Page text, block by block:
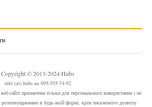
Copyright © 2013-2024 Hubs
info (at) hubs.ua 095-555-74-92
сайті призначена тільки для персонального використання і не
в будь-якій формі, крім письмового дозволу